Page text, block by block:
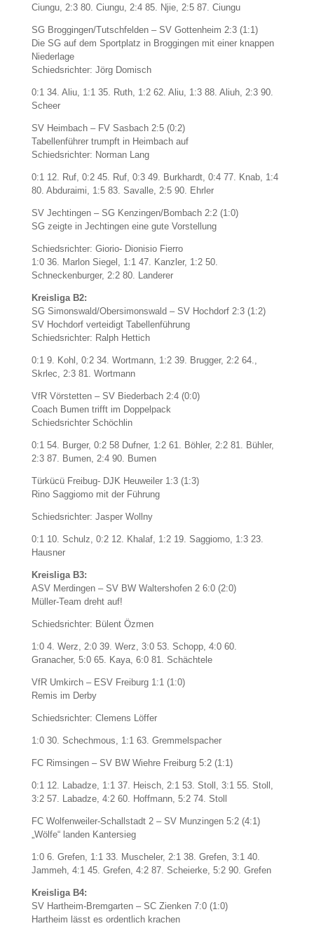
Ciungu, 2:3 80. Ciungu, 2:4 85. Njie, 2:5 87. Ciungu
SG Broggingen/Tutschfelden – SV Gottenheim 2:3 (1:1)
Die SG auf dem Sportplatz in Broggingen mit einer knappen
Niederlage
Schiedsrichter: Jörg Domisch
0:1 34. Aliu, 1:1 35. Ruth, 1:2 62. Aliu, 1:3 88. Aliuh, 2:3 90.
Scheer
SV Heimbach – FV Sasbach 2:5 (0:2)
Tabellenführer trumpft in Heimbach auf
Schiedsrichter: Norman Lang
0:1 12. Ruf, 0:2 45. Ruf, 0:3 49. Burkhardt, 0:4 77. Knab, 1:4
80. Abduraimi, 1:5 83. Savalle, 2:5 90. Ehrler
SV Jechtingen – SG Kenzingen/Bombach 2:2 (1:0)
SG zeigte in Jechtingen eine gute Vorstellung
Schiedsrichter: Giorio- Dionisio Fierro
1:0 36. Marlon Siegel, 1:1 47. Kanzler, 1:2 50.
Schneckenburger, 2:2 80. Landerer
Kreisliga B2:
SG Simonswald/Obersimonswald – SV Hochdorf 2:3 (1:2)
SV Hochdorf verteidigt Tabellenführung
Schiedsrichter: Ralph Hettich
0:1 9. Kohl, 0:2 34. Wortmann, 1:2 39. Brugger, 2:2 64.,
Skrlec, 2:3 81. Wortmann
VfR Vörstetten – SV Biederbach 2:4 (0:0)
Coach Bumen trifft im Doppelpack
Schiedsrichter Schöchlin
0:1 54. Burger, 0:2 58 Dufner, 1:2 61. Böhler, 2:2 81. Bühler,
2:3 87. Bumen, 2:4 90. Bumen
Türkücü Freibug- DJK Heuweiler 1:3 (1:3)
Rino Saggiomo mit der Führung
Schiedsrichter: Jasper Wollny
0:1 10. Schulz, 0:2 12. Khalaf, 1:2 19. Saggiomo, 1:3 23.
Hausner
Kreisliga B3:
ASV Merdingen – SV BW Waltershofen 2 6:0 (2:0)
Müller-Team dreht auf!
Schiedsrichter: Bülent Özmen
1:0 4. Werz, 2:0 39. Werz, 3:0 53. Schopp, 4:0 60.
Granacher, 5:0 65. Kaya, 6:0 81. Schächtele
VfR Umkirch – ESV Freiburg 1:1 (1:0)
Remis im Derby
Schiedsrichter: Clemens Löffer
1:0 30. Schechmous, 1:1 63. Gremmelspacher
FC Rimsingen – SV BW Wiehre Freiburg 5:2 (1:1)
0:1 12. Labadze, 1:1 37. Heisch, 2:1 53. Stoll, 3:1 55. Stoll,
3:2 57. Labadze, 4:2 60. Hoffmann, 5:2 74. Stoll
FC Wolfenweiler-Schallstadt 2 – SV Munzingen 5:2 (4:1)
„Wölfe“ landen Kantersieg
1:0 6. Grefen, 1:1 33. Muscheler, 2:1 38. Grefen, 3:1 40.
Jammeh, 4:1 45. Grefen, 4:2 87. Scheierke, 5:2 90. Grefen
Kreisliga B4:
SV Hartheim-Bremgarten – SC Zienken 7:0 (1:0)
Hartheim lässt es ordentlich krachen